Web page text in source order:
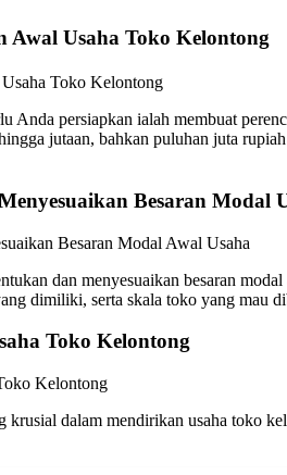
Awal Usaha Toko Kelontong
Anda persiapkan ialah membuat
jutaan, bahkan puluhan juta
Besaran Modal
dan menyesuaikan besaran
dimiliki, serta skala toko yang mau
Toko Kelontong
krusial dalam mendirikan usaha toko